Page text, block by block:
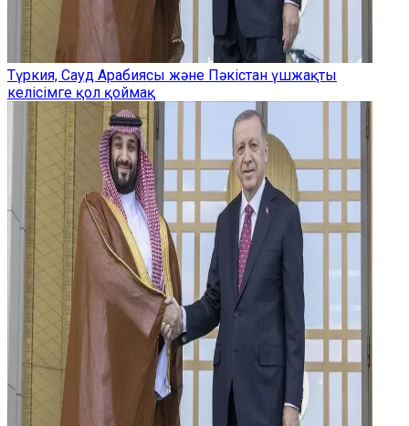
Түркия, Сауд Арабиясы және Пәкістан үшжақты
келісімге қол қоймақ